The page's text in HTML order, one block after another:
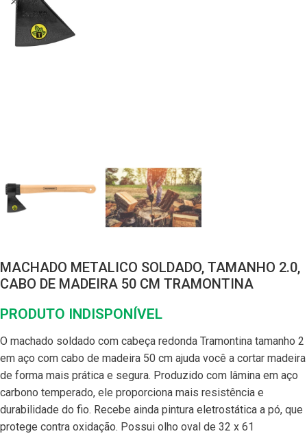
MACHADO METALICO SOLDADO, TAMANHO 2.0,
CABO DE MADEIRA 50 CM TRAMONTINA
PRODUTO INDISPONÍVEL
O machado soldado com cabeça redonda Tramontina tamanho 2
em aço com cabo de madeira 50 cm ajuda você a cortar madeira
de forma mais prática e segura. Produzido com lâmina em aço
carbono temperado, ele proporciona mais resistência e
durabilidade do fio. Recebe ainda pintura eletrostática a pó, que
protege contra oxidação. Possui olho oval de 32 x 61